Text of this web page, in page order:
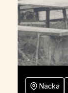
Nacka